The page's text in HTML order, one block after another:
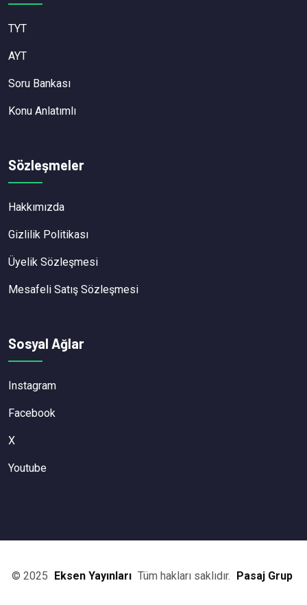
TYT
AYT
Soru Bankası
Konu Anlatımlı
Sözleşmeler
Hakkımızda
Gizlilik Politikası
Üyelik Sözleşmesi
Mesafeli Satış Sözleşmesi
Sosyal Ağlar
Instagram
Facebook
X
Youtube
© 2025 Eksen Yayınları Tüm hakları saklıdır. Pasaj Grup